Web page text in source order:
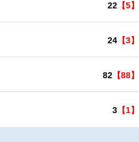
【5】
22
【3】
24
【88】
82
【1】
3